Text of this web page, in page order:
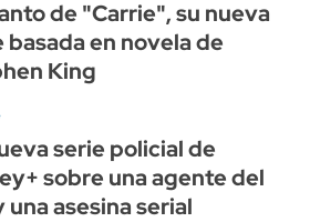
de "Carrie", su nueva
basada en novela de
King
serie policial de
sobre una agente del
una asesina serial